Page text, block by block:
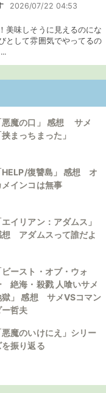
2026/07/22 04:53
美味しそうに見えるのにな
として雰囲気でやってるの
悪魔の口」 感想 サメ
挟まっちまった」
HELP/復讐島」 感想 オ
メインコは無事
エイリアン：アダムス」
想 アダムスって誰だよ
ビースト・オブ・ウォ
絶海・殺戮 人喰いサメ
獄」 感想 サメVSコマン
ー哲夫
悪魔のいけにえ」シリー
を振り返る